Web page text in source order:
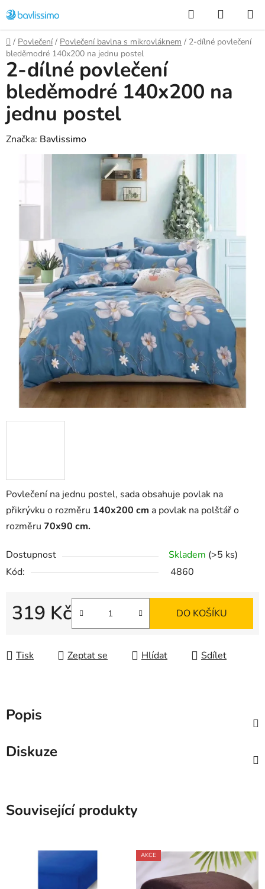
na
obsah
Hledat
KOŠÍK
Domů
/ Povlečení / Povlečení bavlna s mikrovláknem / 2-dílné povlečení
bleděmodré 140x200 na jednu postel
Povlečení na jednu postel, sada obsahuje povlak na
přikrývku o rozměru 140x200 cm a povlak na polštářo
rozměru 70x90 cm.
Dostupnost Skladem (>5 ks)
Kód:
4860
319 Kč DO KOŠÍKU
Tisk Zeptat se Hlídat Sdílet
2-dílné povlečení
bleděmodré 140x200 na
jednu postel
Značka: Bavlissimo
Popis
Diskuze
Související produkty
AKCE